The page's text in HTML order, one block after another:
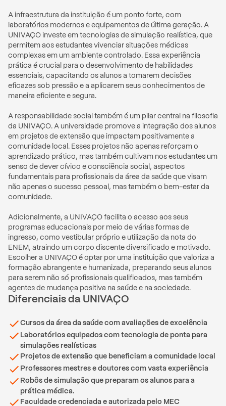
A infraestrutura da instituição é um ponto forte, com
laboratórios modernos e equipamentos de última geração. A
UNIVAÇO investe em tecnologias de simulação realística, que
permitem aos estudantes vivenciar situações médicas
complexas em um ambiente controlado. Essa experiência
prática é crucial para o desenvolvimento de habilidades
essenciais, capacitando os alunos a tomarem decisões
eficazes sob pressão e a aplicarem seus conhecimentos de
maneira eficiente e segura.
A responsabilidade social também é um pilar central na filosofia
da UNIVAÇO. A universidade promove a integração dos alunos
em projetos de extensão que impactam positivamente a
comunidade local. Esses projetos não apenas reforçam o
aprendizado prático, mas também cultivam nos estudantes um
senso de dever cívico e consciência social, aspectos
fundamentais para profissionais da área da saúde que visam
não apenas o sucesso pessoal, mas também o bem-estar da
comunidade.
Adicionalmente, a UNIVAÇO facilita o acesso aos seus
programas educacionais por meio de várias formas de
ingresso, como vestibular próprio e utilização da nota do
ENEM, atraindo um corpo discente diversificado e motivado.
Escolher a UNIVAÇO é optar por uma instituição que valoriza a
formação abrangente e humanizada, preparando seus alunos
para serem não só profissionais qualificados, mas também
agentes de mudança positiva na saúde e na sociedade.
Diferenciaisda UNIVAÇO
Cursos da área da saúde com avaliações de excelência
Laboratórios equipados com tecnologia de ponta para
simulações realísticas
Projetos de extensão que beneficiam a comunidade local
Professores mestres e doutores com vasta experiência
Robôs de simulação que preparam os alunos para a
prática médica.
Faculdade credenciada e autorizada pelo MEC